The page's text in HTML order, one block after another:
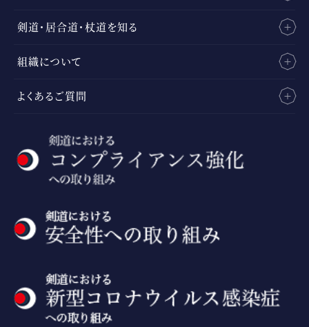
剣道・居合道・杖道を知る
組織について
よくあるご質問